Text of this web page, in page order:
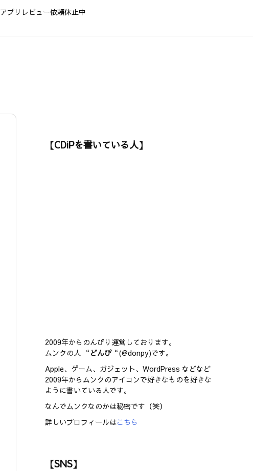
アプリレビュー依頼休止中
【CDiPを書いている人】
2009年からのんびり運営しております。
ムンクの人 “ どんぴ“(@donpy)です。
Apple、ゲーム、ガジェット、WordPress などなど
2009年からムンクのアイコンで好きなものを好きな
ように書いている人です。
なんでムンクなのかは秘密です（笑）
詳しいプロフィールはこちら
【SNS】